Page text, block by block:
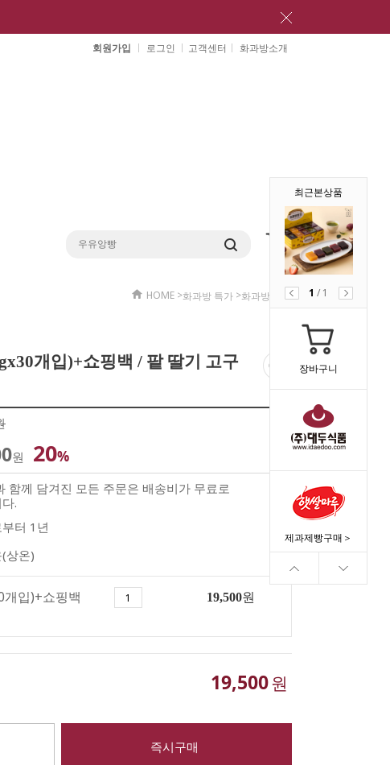
회원가입 로그인 고객센터 화과방소개
최근본상품
1/ 1
장바구니
제과제빵구매＞
HOME >화과방 특가 >화과방 특가
개입)+쇼핑백 / 팥 딸기 고구
원 20%
함께 담겨진 모든 주문은 배송비가 무료로
.
터 1년
상온)
입)+쇼핑백
19,500원
19,500원
즉시구매